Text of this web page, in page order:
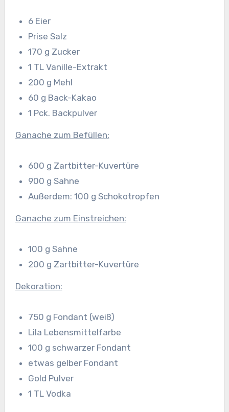
6 Eier
Prise Salz
170 g Zucker
1 TL Vanille-Extrakt
200 g Mehl
60 g Back-Kakao
1 Pck. Backpulver
Ganache zum Befüllen:
600 g Zartbitter-Kuvertüre
900 g Sahne
Außerdem: 100 g Schokotropfen
Ganache zum Einstreichen:
100 g Sahne
200 g Zartbitter-Kuvertüre
Dekoration:
750 g Fondant (weiß)
Lila Lebensmittelfarbe
100 g schwarzer Fondant
etwas gelber Fondant
Gold Pulver
1 TL Vodka